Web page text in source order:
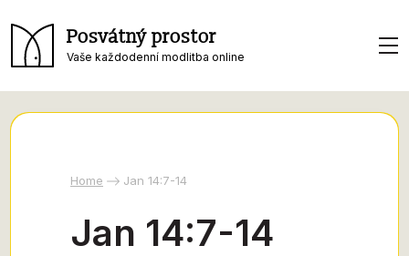
Posvátný prostor
Vaše každodenní modlitba online
Home Jan 14:7-14
Jan 14:7-14